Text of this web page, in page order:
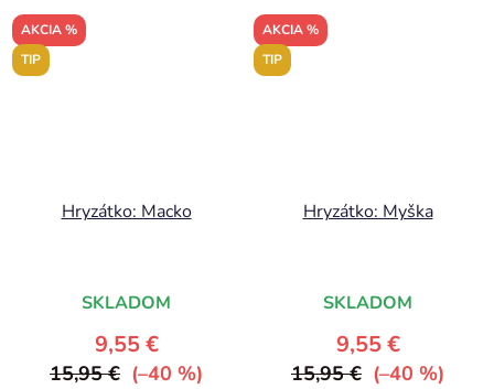
AKCIA %
TIP
Hryzátko: Macko
SKLADOM
9,55 €
15,95 € (–40 %)
AKCIA %
TIP
Hryzátko: Myška
SKLADOM
9,55 €
15,95 € (–40 %)